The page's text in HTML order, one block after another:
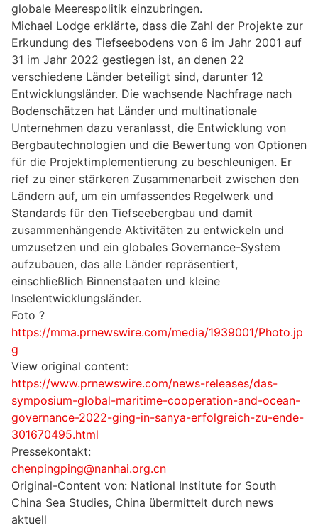
globale Meerespolitik einzubringen.
Michael Lodge erklärte, dass die Zahl der Projekte zur
Erkundung des Tiefseebodens von 6 im Jahr 2001 auf
31 im Jahr 2022 gestiegen ist, an denen 22
verschiedene Länder beteiligt sind, darunter 12
Entwicklungsländer. Die wachsende Nachfrage nach
Bodenschätzen hat Länder und multinationale
Unternehmen dazu veranlasst, die Entwicklung von
Bergbautechnologien und die Bewertung von Optionen
für die Projektimplementierung zu beschleunigen. Er
rief zu einer stärkeren Zusammenarbeit zwischen den
Ländern auf, um ein umfassendes Regelwerk und
Standards für den Tiefseebergbau und damit
zusammenhängende Aktivitäten zu entwickeln und
umzusetzen und ein globales Governance-System
aufzubauen, das alle Länder repräsentiert,
einschließlich Binnenstaaten und kleine
Inselentwicklungsländer.
Foto ?
https://mma.prnewswire.com/media/1939001/Photo.jp
g
View original content:
https://www.prnewswire.com/news-releases/das-
symposium-global-maritime-cooperation-and-ocean-
governance-2022-ging-in-sanya-erfolgreich-zu-ende-
301670495.html
Pressekontakt:
chenpingping@nanhai.org.cn
Original-Content von: National Institute for South
China Sea Studies, China übermittelt durch news
aktuell